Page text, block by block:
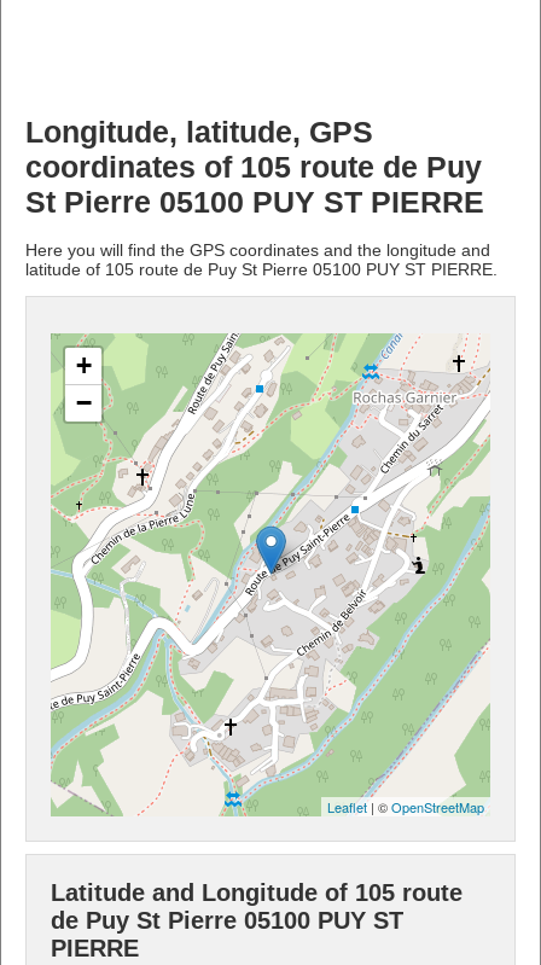
Longitude, latitude, GPS
coordinates of 105 route de Puy
St Pierre 05100 PUY ST PIERRE
Here you will find the GPS coordinates and the longitude and
latitude of 105 route de Puy St Pierre 05100 PUY ST PIERRE.
+
−
Leaflet| ©OpenStreetMap
Latitude and Longitude of 105 route
de Puy St Pierre 05100 PUY ST
PIERRE